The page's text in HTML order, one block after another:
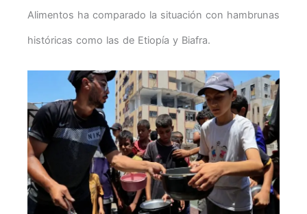
Alimentos ha comparado la situación con hambrunas
históricas como las de Etiopía y Biafra.